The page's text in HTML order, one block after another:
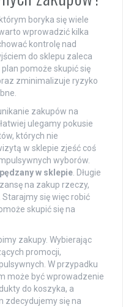
boryka się wiele
wprowadzić kilka
kontrolę nad
do sklepu zaleca
plan pomoże skupić się
zminimalizuje ryzyko
zakupów na
ulegamy pokusie
których nie
w sklepie zjeść coś
wyborów.
w sklepie. Długie
na zakup rzeczy,
się więc robić
skupić się na
zakupy. Wybierając
promocji,
W przypadku
może być wprowadzenie
do koszyka, a
zdecydujemy się na